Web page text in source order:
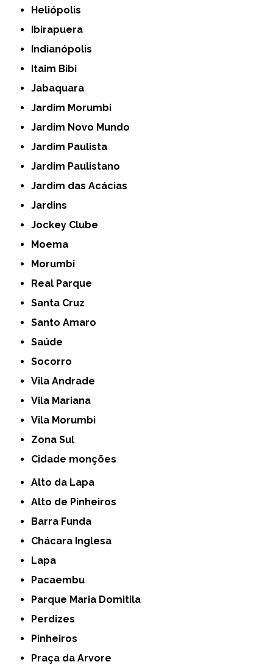
Heliópolis
Ibirapuera
Indianópolis
Itaim Bibi
Jabaquara
Jardim Morumbi
Jardim Novo Mundo
Jardim Paulista
Jardim Paulistano
Jardim das Acácias
Jardins
Jockey Clube
Moema
Morumbi
Real Parque
Santa Cruz
Santo Amaro
Saúde
Socorro
Vila Andrade
Vila Mariana
Vila Morumbi
Zona Sul
cidade monções
Alto da Lapa
Alto de Pinheiros
Barra Funda
Chácara Inglesa
Lapa
Pacaembu
Parque Maria Domitila
Perdizes
Pinheiros
Praça da Arvore